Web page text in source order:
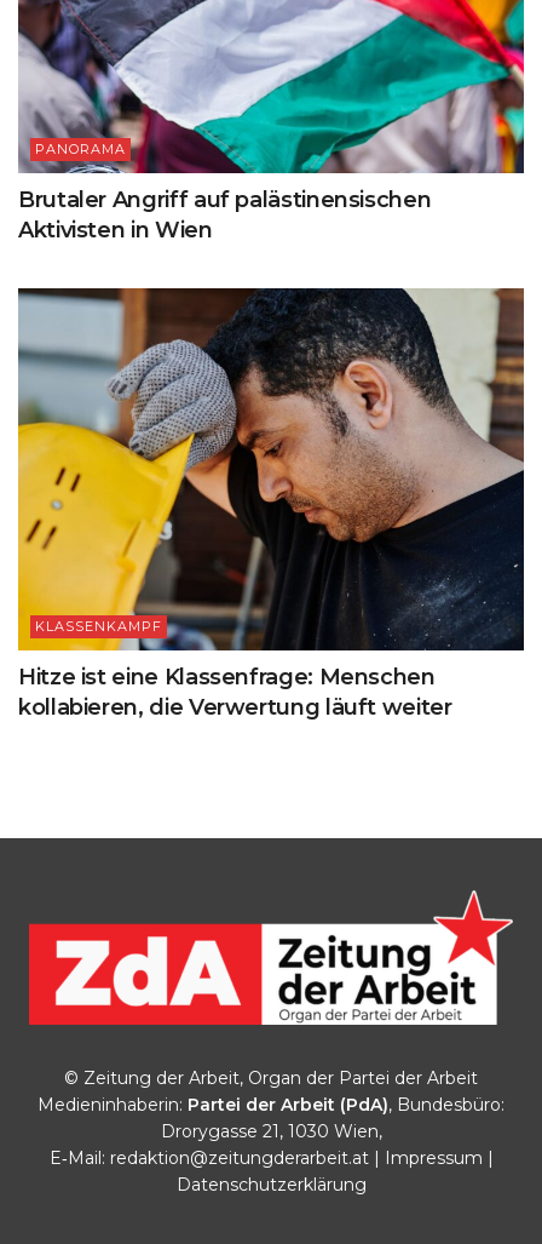
PANORAMA
Brutaler Angriff auf palästinensischen
Aktivisten in Wien
KLASSENKAMPF
Hitze ist eine Klassenfrage: Menschen
kollabieren, die Verwertung läuft weiter
© Zeitung der Arbeit, Organ der Partei der Arbeit
Medieninhaberin: Partei der Arbeit (PdA), Bundesbüro:
Drorygasse 21, 1030 Wien,
E‑Mail: redaktion@zeitungderarbeit.at| Impressum |
Datenschutzerklärung